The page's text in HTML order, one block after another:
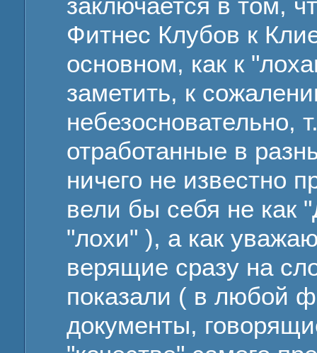
Фитнес Клубов к
основном, как к
заметить, к
небезосновательно,
отработанные в
ничего не известно
вели бы себя не как
"лохи" ), а как
верящие сразу на
показали ( в любой
документы,